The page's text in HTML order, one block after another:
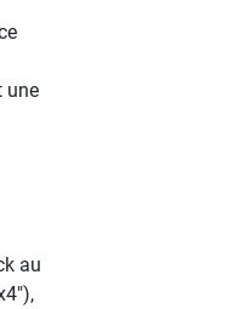
une
au